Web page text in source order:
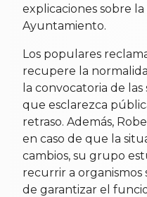
explicaciones sobre
Ayuntamiento.
Los populares
recupere la
la convocatoria de
que esclarezca
retraso. Además,
en caso de que la
cambios, su grupo
recurrir a
de garantizar el